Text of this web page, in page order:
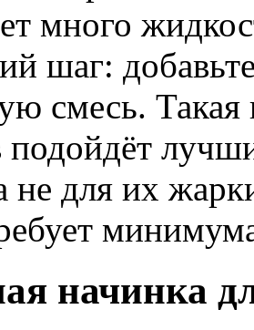
много
шаг:
смесь.
не для их
начинка